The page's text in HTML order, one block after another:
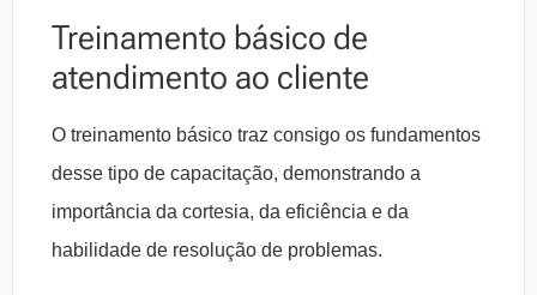
Treinamento básico de
atendimento ao cliente
O treinamento básico traz consigo os fundamentos
desse tipo de capacitação, demonstrando a
importância da cortesia, da eficiência e da
habilidade de resolução de problemas.